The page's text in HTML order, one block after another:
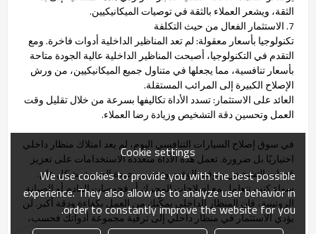
الثقة، ويشعر العملاء بالثقة في توصيات الميكانيكيين.
7. الاستثمار الفعال من حيث التكلفة
تكنولوجيا بأسعار معقولة: لم تعد المناظير الداخلية أدوات فاخرة. ومع
التقدم في التكنولوجيا، أصبحت المناظير الداخلية عالية الجودة متاحة
بأسعار تنافسية، مما يجعلها في متناول جميع الميكانيكيين، من ورش
الإصلاح الكبيرة إلى المرائب المستقلة.
العائد على الاستثمار: تسدد الأداة تكاليفها بسرعة من خلال تقليل وقت
العمل وتحسين دقة التشخيص وزيادة رضا العملاء.
في سوق إصلاح السيارات التنافسي اليوم، لم يعد امتلاك منظار داخلي
اختياريًا بل ضرورة. تعمل هذه الأداة متعددة الاستخدامات على تعزيز
قدرات التشخيص وتوفير الوقت وتحسين جودة الخدمة بشكل عام.
سواء كنت تتعامل مع إصلاحات المحرك أو فحوصات العادم أو الصيانة
الروتينية، فإن المنظار الداخلي يمكّنك من العمل بكفاءة ودقة أكبر. لن
يؤدي الاستثمار في منظار داخلي إلى ترقية مجموعة أدواتك فحسب،
Cookie settings
We use cookies to provide you with the best possible
experience. They also allow us to analyze user behavior in
order to constantly improve the website for you.